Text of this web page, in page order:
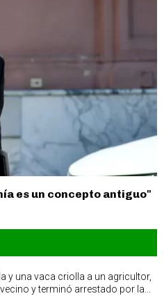
es un concepto antiguo"
y una vaca criolla a un agricultor,
y terminó arrestado por la...